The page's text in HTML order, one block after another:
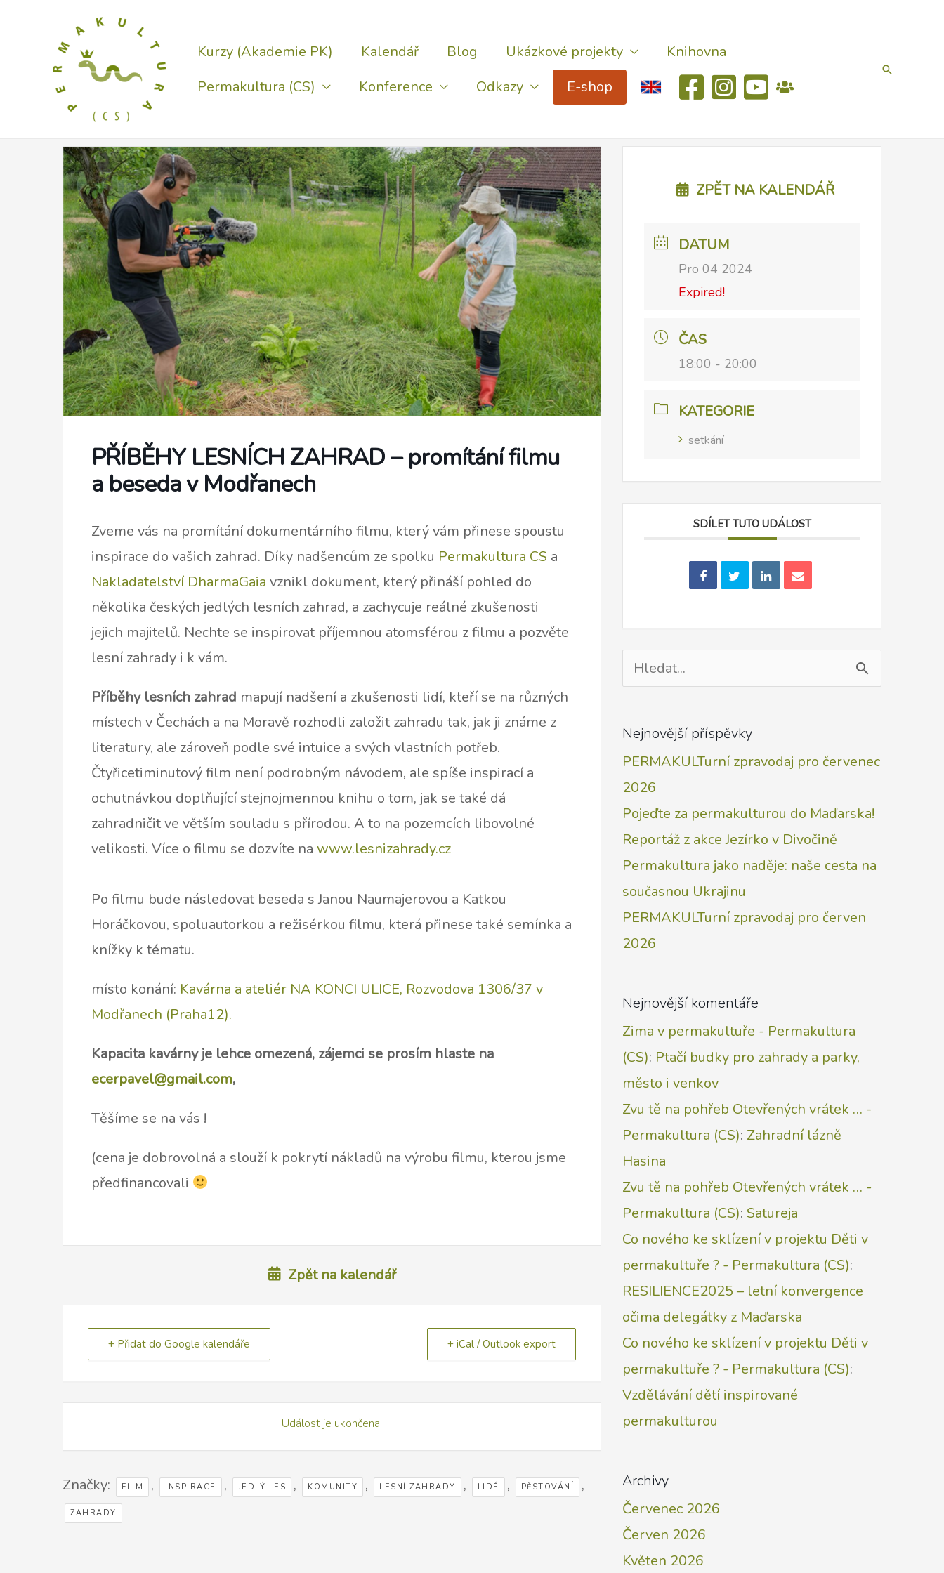
Kurzy (Akademie PK) Kalendář Blog Ukázkové projekty
Knihovna
Permakultura (CS)
Konference Odkazy E-shop
Hledat
PŘÍBĚHY LESNÍCH ZAHRAD – promítání filmu
a beseda v Modřanech
Zveme vás na promítání dokumentárního filmu, který vám přinese spoustu
inspirace do vašich zahrad. Díky nadšencům ze spolku Permakultura CS a
Nakladatelství DharmaGaia vznikl dokument, který přináší pohled do
několika českých jedlých lesních zahrad, a zachycuje reálné zkušenosti
jejich majitelů. Nechte se inspirovat příjemnou atomsférou z filmu a pozvěte
lesní zahrady i k vám.
Příběhy lesních zahrad mapují nadšení a zkušenosti lidí, kteří se na různých
místech v Čechách a na Moravě rozhodli založit zahradu tak, jak ji známe z
literatury, ale zároveň podle své intuice a svých vlastních potřeb.
Čtyřicetiminutový film není podrobným návodem, ale spíše inspirací a
ochutnávkou doplňující stejnojmennou knihu o tom, jak se také dá
zahradničit ve větším souladu s přírodou. A to na pozemcích libovolné
velikosti. Více o filmu se dozvíte na www.lesnizahrady.cz
Po filmu bude následovat beseda s Janou Naumajerovou a Katkou
Horáčkovou, spoluautorkou a režisérkou filmu, která přinese také semínka a
knížky k tématu.
místo konání: Kavárna a ateliér NA KONCI ULICE, Rozvodova 1306/37 v
Modřanech (Praha12).
Kapacita kavárny je lehce omezená, zájemci se prosím hlaste na
ecerpavel@gmail.com,
Těšíme se na vás !
(cena je dobrovolná a slouží k pokrytí nákladů na výrobu filmu, kterou jsme
předfinancovali
Zpět na kalendář
+ Přidat do Google kalendáře + iCal / Outlook export
Událost je ukončena.
Značky: FILM , INSPIRACE , JEDLÝ LES , KOMUNITY , LESNÍ ZAHRADY , LIDÉ , PĚSTOVÁNÍ ,
ZAHRADY
ZPĚT NA KALENDÁŘ
DATUM
Pro 04 2024
Expired!
ČAS
18:00 - 20:00
KATEGORIE
setkání
SDÍLET TUTO UDÁLOST
Vyhledat
pro:
Nejnovější příspěvky
PERMAKULTurní zpravodaj pro červenec
2026
Pojeďte za permakulturou do Maďarska!
Reportáž z akce Jezírko v Divočině
Permakultura jako naděje: naše cesta na
současnou Ukrajinu
PERMAKULTurní zpravodaj pro červen
2026
Nejnovější komentáře
Zima v permakultuře - Permakultura
(CS): Ptačí budky pro zahrady a parky,
město i venkov
Zvu tě na pohřeb Otevřených vrátek … -
Permakultura (CS): Zahradní lázně
Hasina
Zvu tě na pohřeb Otevřených vrátek … -
Permakultura (CS):Satureja
Co nového ke sklízení v projektu Děti v
permakultuře ? - Permakultura (CS):
RESILIENCE2025 – letní konvergence
očima delegátky z Maďarska
Co nového ke sklízení v projektu Děti v
permakultuře ? - Permakultura (CS):
Vzdělávání dětí inspirované
permakulturou
Archivy
Červenec 2026
Červen 2026
Květen 2026